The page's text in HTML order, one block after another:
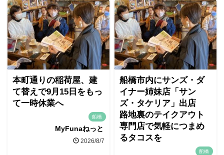
本町通りの稲荷屋、建
て替えで9月15日をもっ
て一時休業へ
船橋
MyFunaねっと
2026/8/7
船橋市内にサンズ・ダ
イナー姉妹店「サン
ズ・タケリア」出店
路地裏のテイクアウト
専門店で気軽につまめ
るタコスを
船橋